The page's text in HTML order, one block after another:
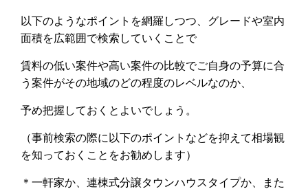
以下のようなポイントを網羅しつつ、グレードや室内
面積を広範囲で検索していくことで
賃料の低い案件や高い案件の比較でご自身の予算に合
う案件がその地域のどの程度のレベルなのか、
予め把握しておくとよいでしょう。
（事前検索の際に以下のポイントなどを抑えて相場観
を知っておくことをお勧めします）
＊一軒家か、連棟式分譲タウンハウスタイプか、また